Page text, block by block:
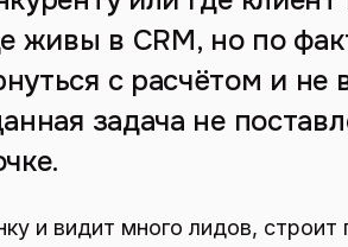
живы в CRM, но по
с расчётом и не
задача не
и видит много лидов,